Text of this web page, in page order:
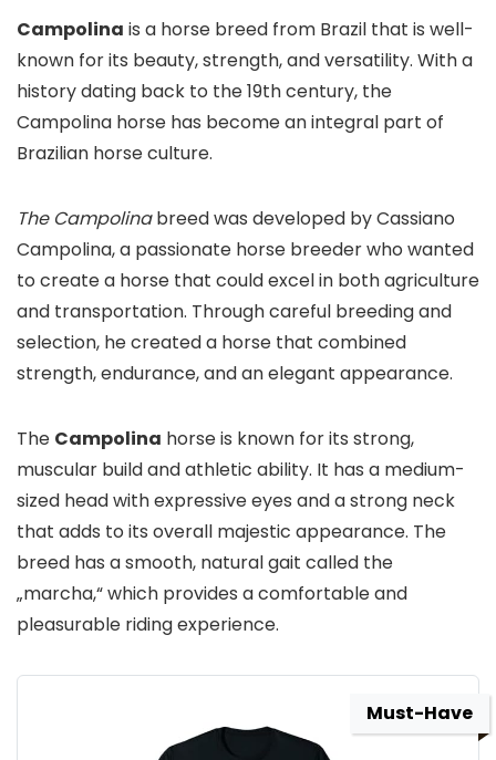
Campolina is a horse breed from Brazil that is well-
known for its beauty, strength, and versatility. With a
history dating back to the 19th century, the
Campolina horse has become an integral part of
Brazilian horse culture.
The Campolinabreed was developed by Cassiano
Campolina, a passionate horse breeder who wanted
to create a horse that could excel in both agriculture
and transportation. Through careful breeding and
selection, he created a horse that combined
strength, endurance, and an elegant appearance.
The Campolina horse is known for its strong,
muscular build and athletic ability. It has a medium-
sized head with expressive eyes and a strong neck
that adds to its overall majestic appearance. The
breed has a smooth, natural gait called the
„marcha,“ which provides a comfortable and
pleasurable riding experience.
Must-Have